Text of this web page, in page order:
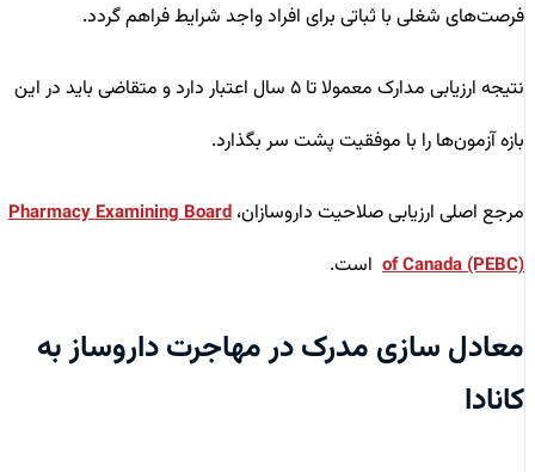
فرصت‌های شغلی با ثباتی برای افراد واجد شرایط فراهم گردد.
نتیجه ارزیابی مدارک معمولا تا ۵ سال اعتبار دارد و متقاضی باید در این
بازه آزمون‌ها را با موفقیت پشت سر بگذارد.
مرجع اصلی ارزیابی صلاحیت داروسازان،Pharmacy Examining Board
of Canada (PEBC)است.
معادل ‌سازی مدرک در مهاجرت داروساز به
کانادا